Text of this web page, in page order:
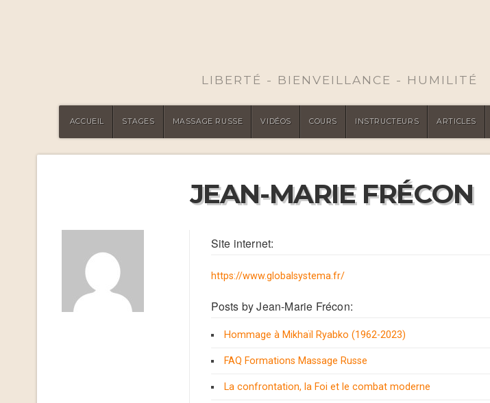
LIBERTÉ - BIENVEILLANCE - HUMILITÉ
ACCUEIL STAGES MASSAGE RUSSE VIDÉOS COURS INSTRUCTEURS ARTICLES
JEAN-MARIE FRÉCON
Site internet:
https://www.globalsystema.fr/
Posts by Jean-Marie Frécon:
Hommage à Mikhaïl Ryabko (1962-2023)
FAQ Formations Massage Russe
La confrontation, la Foi et le combat moderne